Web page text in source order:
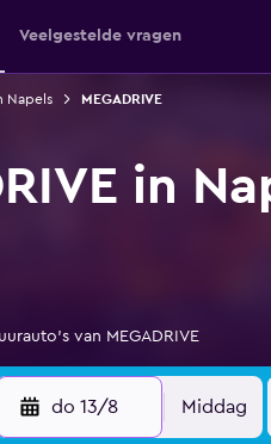
Veelgestelde vragen
Napels MEGADRIVE
in
van MEGADRIVE
do 13/8 Middag